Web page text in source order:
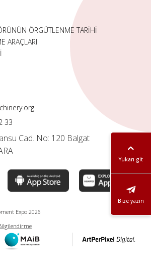
Yukarı git
Bize yazın
ÖRGÜTLENME TARİHİ
ARAÇLARI
33
Cad. No: 120 Balgat
Expo 2026